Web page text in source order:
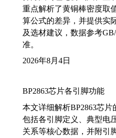
重点解析了黄铜棒密度取
算公式的差异，并提供实
及选材建议，数据参考
准。
2026年8月4日
BP2863芯片各引脚功能
本文详细解析BP2863芯片
包括各引脚定义、典型电
关系等核心数据，并附引